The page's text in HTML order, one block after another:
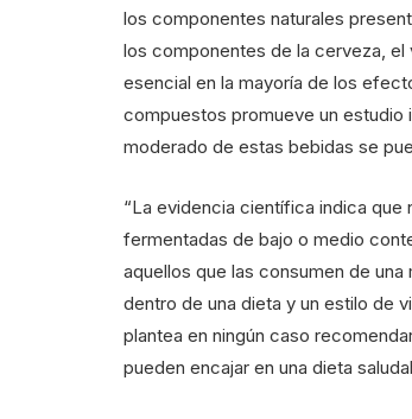
los componentes naturales
los componentes de la cerveza, el
esencial en la mayoría de los
compuestos promueve un estudio
moderado de estas bebidas se
“La evidencia científica indica que
fermentadas de bajo o medio
aquellos que las consumen de
dentro de una dieta y un estilo de
plantea en ningún caso
pueden encajar en una dieta